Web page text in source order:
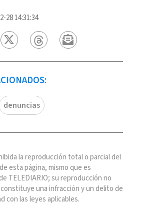
28 14:31:34
denuncias
la reproducción total o parcial del
esta página, mismo que es
TELEDIARIO; su reproducción no
una infracción y un delito de
con las leyes aplicables.